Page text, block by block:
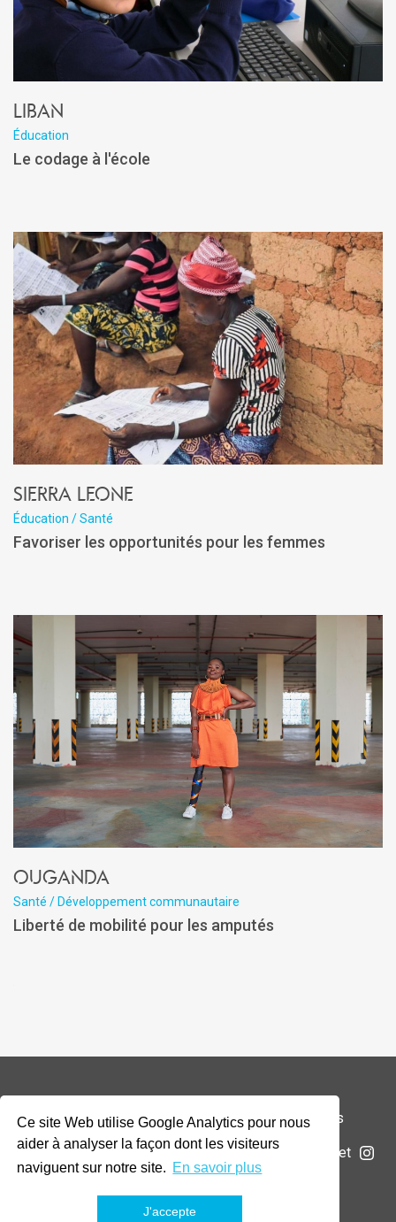
Ce site Web utilise Google Analytics pour nous
aider à analyser la façon dont les visiteurs
naviguent sur notre site. En savoir plus
J'accepte
Liban
Éducation
Le codage à l'école
Sierra Leone
Éducation / Santé
Favoriser les opportunités pour les femmes
Ouganda
Santé / Développement communautaire
Liberté de mobilité pour les amputés
© 2026 Addax & Oryx Foundation —Mentions légales
La Fondation Projets Actualités Soumettre un projet